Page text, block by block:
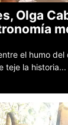
Olga
el humo del
teje la historia...